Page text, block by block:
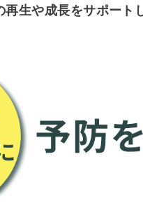
再生や成長をサポート